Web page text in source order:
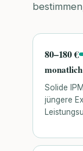
80–180 €
Solide
jüngere